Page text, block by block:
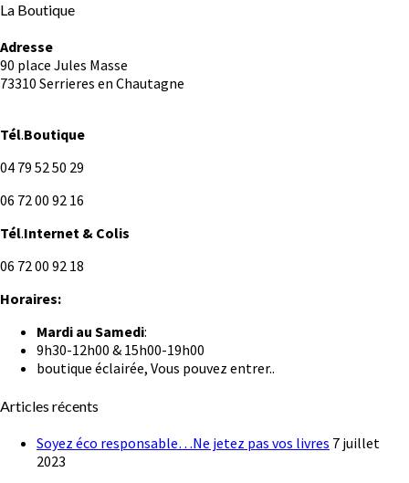
La Boutique
Adresse
90 place Jules Masse
73310 Serrieres en Chautagne
Tél.Boutique
04 79 52 50 29
06 72 00 92 16
Tél.Internet & Colis
06 72 00 92 18
Horaires:
Mardi au Samedi:
9h30-12h00 & 15h00-19h00
boutique éclairée, Vous pouvez entrer..
Articles récents
Soyez éco responsable…Ne jetez pas vos livres 7 juillet
2023